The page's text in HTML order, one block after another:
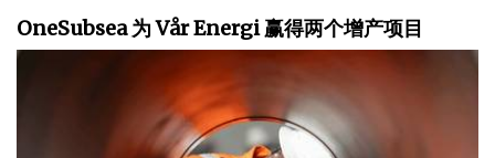
OneSubsea 为 Vår Energi 赢得两个增产项目